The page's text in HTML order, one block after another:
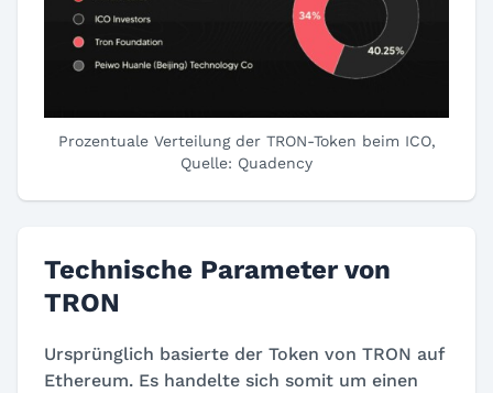
Prozentuale Verteilung der TRON-Token beim ICO,
Quelle: Quadency
Technische Parameter von
TRON
Ursprünglich basierte der Token von TRON auf
Ethereum. Es handelte sich somit um einen